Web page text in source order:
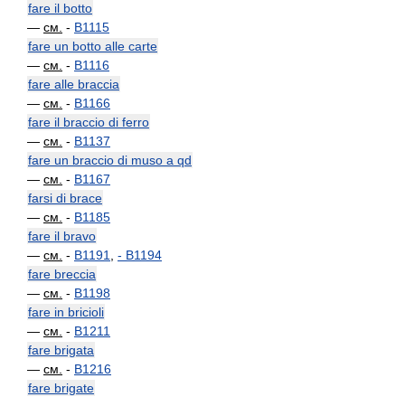
fare il botto
— см. - B1115
fare un botto alle carte
— см. - B1116
fare alle braccia
— см. - B1166
fare il braccio di ferro
— см. - B1137
fare un braccio di muso a qd
— см. - B1167
farsi di brace
— см. - B1185
fare il bravo
— см. - B1191 - B1194
fare breccia
— см. - B1198
fare in bricioli
— см. - B1211
fare brigata
— см. - B1216
fare brigate